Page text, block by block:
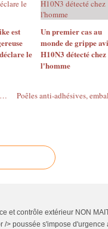
est
le
Un premier cas au
monde de grippe
H10N3 détecté chez
l'homme
d’élèves ont leurs empreintes digitales enregistrées
et contrôle extérieur NON
/> poussée s'impose d'urgence